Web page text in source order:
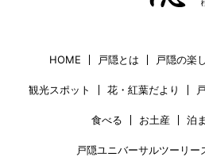
HOME 戸隠とは 戸隠の楽
観光スポット 花・紅葉だより
食べる お土産 泊
戸隠ユニバーサルツーリー